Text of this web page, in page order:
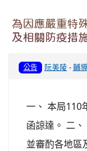
為因應嚴重特
及相關防疫措
公告 阮美陵-輔
一、 本局110
函諒達。 二
並審酌各地區